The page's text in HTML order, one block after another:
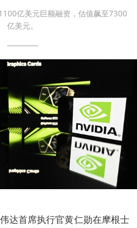
亿美元巨额融资，估值飙至7300
亿美元。
达首席执行官黄仁勋在摩根士